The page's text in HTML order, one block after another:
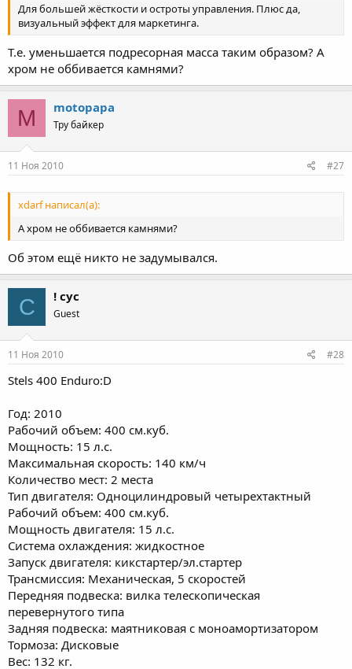
Для большей жёсткости и остроты управления. Плюс да,
визуальный эффект для маркетинга.
Т.е. уменьшается подресорная масса таким образом? А
хром не оббивается камнями?
M motopapa
Тру байкер
11 Ноя 2010 #27
xdarf написал(а):
А хром не оббивается камнями?
Об этом ещё никто не задумывался.
С ! сус
Guest
11 Ноя 2010 #28
Stels 400 Enduro:D
Год: 2010
Рабочий объем: 400 см.куб.
Мощность: 15 л.с.
Максимальная скорость: 140 км/ч
Количество мест: 2 места
Тип двигателя: Одноцилиндровый четырехтактный
Рабочий объем: 400 см.куб.
Мощность двигателя: 15 л.с.
Система охлаждения: жидкостное
Запуск двигателя: кикстартер/эл.стартер
Трансмиссия: Механическая, 5 скоростей
Передняя подвеска: вилка телескопическая
перевернутого типа
Задняя подвеска: маятниковая с моноамортизатором
Тормоза: Дисковые
Вес: 132 кг.